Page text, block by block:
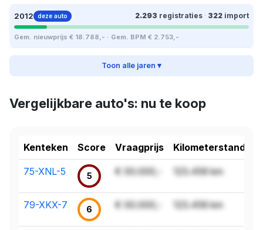
2012 deze auto 2.293 registraties · 322 import
Gem. nieuwprijs € 18.788,- · Gem. BPM € 2.753,-
Toon alle jaren ▾
Vergelijkbare auto's: nu te koop
Kenteken Score Vraagprijs Kilometerstand
75-XNL-5 5 € 00.000,- 123.456 km
79-XKX-7 6 € 00.000,- 123.456 km